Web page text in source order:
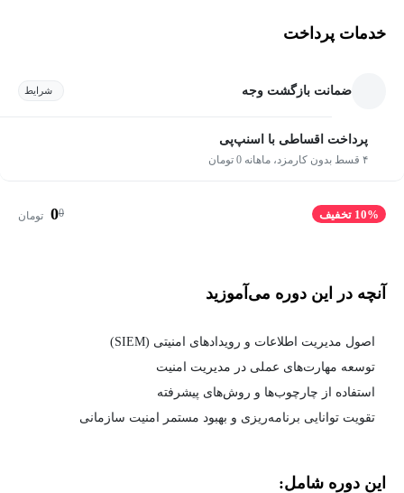
خدمات پرداخت
ضمانت بازگشت وجه شرایط
پرداخت اقساطی با اسنپ‌پی
۴ قسط بدون کارمزد، ماهانه 0 تومان
10% تخفیف 0
0 تومان
آنچه در این دوره می‌آموزید
اصول مدیریت اطلاعات و رویدادهای امنیتی (SIEM)
توسعه مهارت‌های عملی در مدیریت امنیت
استفاده از چارچوب‌ها و روش‌های پیشرفته
تقویت توانایی برنامه‌ریزی و بهبود مستمر امنیت سازمانی
این دوره شامل: